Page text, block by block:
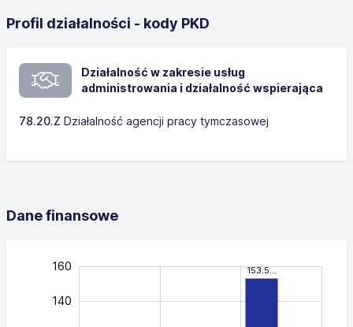
Profil działalności - kody PKD
Działalność w zakresie usług
administrowania i działalność wspierająca
78.20.Z Działalność agencji pracy tymczasowej
Dane finansowe
153.5…
140
160